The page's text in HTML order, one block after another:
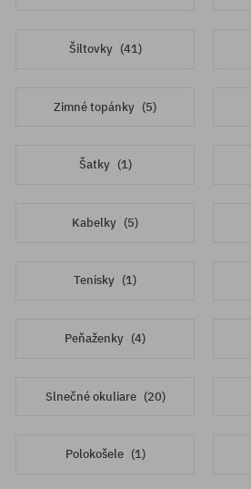
Šiltovky (41)
Zimné topánky (5)
Šatky (1)
Kabelky (5)
Tenisky (1)
Peňaženky (4)
Slnečné okuliare (20)
Polokošele (1)